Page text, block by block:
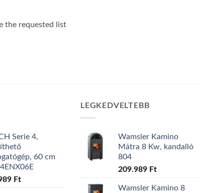
the requested list
Serie 4,
60 cm
Ft
LEGKEDVELTEBB
Wamsler Kamino
Mátra 8 Kw, kandalló
804
209.989 Ft
Wamsler Kamino 8